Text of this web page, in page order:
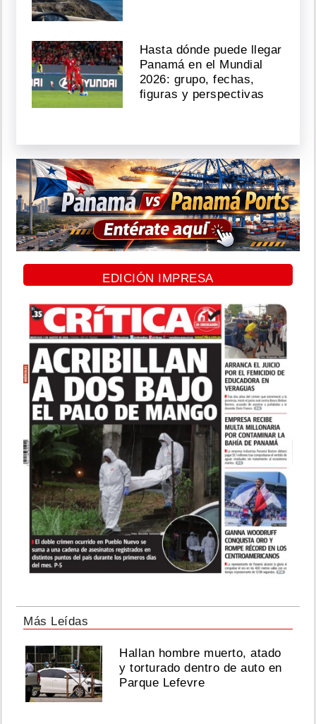
Hasta dónde puede llegar
Panamá en el Mundial
2026: grupo, fechas,
figuras y perspectivas
EDICIÓN IMPRESA
Más Leídas
Hallan hombre muerto, atado
y torturado dentro de auto en
Parque Lefevre